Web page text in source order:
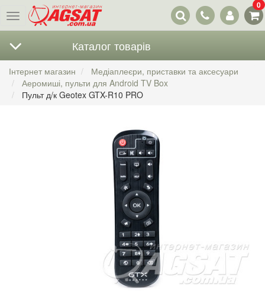
Меню
Наші
контакти
0
Каталог товарів
Інтернет магазин
Медіаплеєри, приставки та аксесуари
Аеромиші, пульти для Android TV Box
Пульт д/к Geotex GTX-R10 PRO